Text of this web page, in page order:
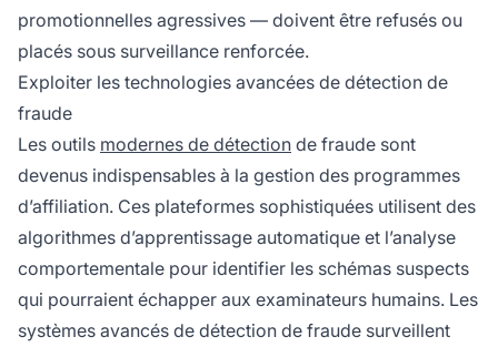
promotionnelles agressives — doivent être refusés ou
placés sous surveillance renforcée.
Exploiter les technologies avancées de détection de
fraude
Les outils modernes de détection de fraude sont
devenus indispensables à la gestion des programmes
d’affiliation. Ces plateformes sophistiquées utilisent des
algorithmes d’apprentissage automatique et l’analyse
comportementale pour identifier les schémas suspects
qui pourraient échapper aux examinateurs humains. Les
systèmes avancés de détection de fraude surveillent